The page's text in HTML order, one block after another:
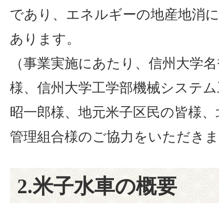
であり、エネルギーの地産地消
あります。
（事業実施にあたり、信州大学
様、信州大学工学部機械システ
昭一郎様、地元米子区民の皆様
管理組合様のご協力をいただき
2.米子水車の概要